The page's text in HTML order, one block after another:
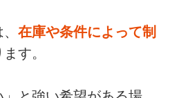
在庫や条件によって制
す。